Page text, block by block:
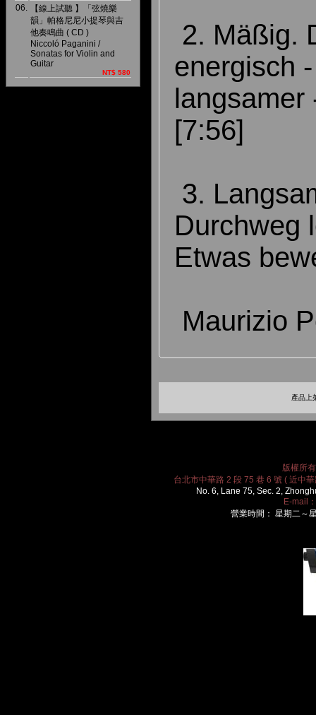
06.
【線上試聽 】「弦燒樂
韻」帕格尼尼小提琴與吉
他奏鳴曲 ( CD )
Niccoló Paganini /
Sonatas for Violin and
Guitar
NT$ 580
2. Mäßig.
energisch
[7:56]
3.
Durchweg
Etwas
Maurizio
產品上
版權所
台北市中華路 2 段 75 巷 6 號 ( 近中
No. 6, Lane 75, Sec. 2,
E-mail：
營業時間： 星期二～